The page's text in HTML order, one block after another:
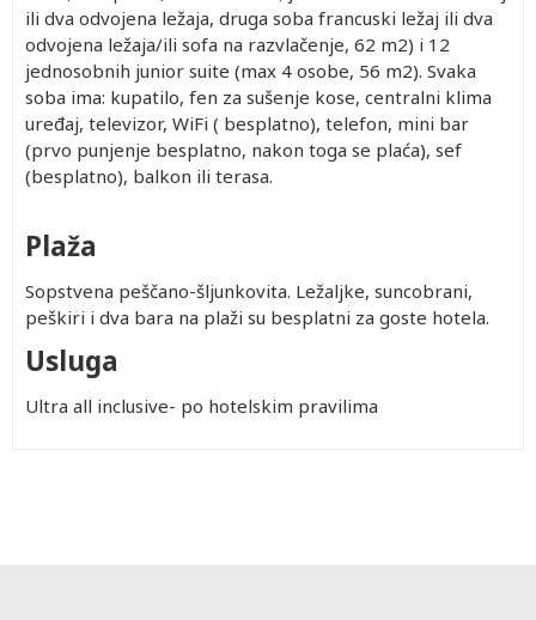
ili dva odvojena ležaja, druga soba francuski ležaj ili dva
odvojena ležaja/ili sofa na razvlačenje, 62 m2) i 12
jednosobnih junior suite (max 4 osobe, 56 m2). Svaka
soba ima: kupatilo, fen za sušenje kose, centralni klima
uređaj, televizor, WiFi ( besplatno), telefon, mini bar
(prvo punjenje besplatno, nakon toga se plaća), sef
(besplatno), balkon ili terasa.
Plaža
Sopstvena peščano-šljunkovita. Ležaljke, suncobrani,
peškiri i dva bara na plaži su besplatni za goste hotela.
Usluga
Ultra all inclusive- po hotelskim pravilima